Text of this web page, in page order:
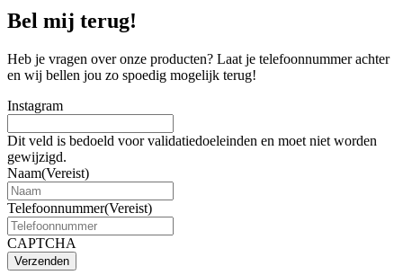
Bel mij terug!
Heb je vragen over onze producten? Laat je telefoonnummer achter
en wij bellen jou zo spoedig mogelijk terug!
Instagram
Dit veld is bedoeld voor validatiedoeleinden en moet niet worden
gewijzigd.
Naam(Vereist)
Telefoonnummer(Vereist)
CAPTCHA
Verzenden